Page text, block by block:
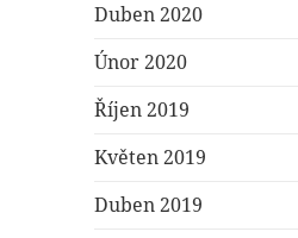
Duben 2020
Únor 2020
Říjen 2019
Květen 2019
Duben 2019